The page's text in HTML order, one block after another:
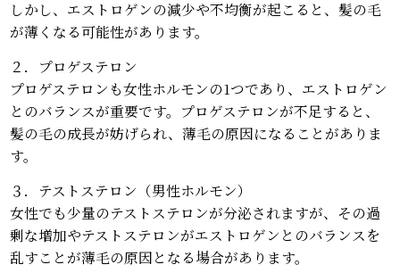
しかし、エストロゲンの減少や不均衡が起こると、髪の毛
が薄くなる可能性があります。
２．プロゲステロン
プロゲステロンも女性ホルモンの1つであり、エストロゲン
とのバランスが重要です。プロゲステロンが不足すると、
髪の毛の成長が妨げられ、薄毛の原因になることがありま
す。
３．テストステロン（男性ホルモン）
女性でも少量のテストステロンが分泌されますが、その過
剰な増加やテストステロンがエストロゲンとのバランスを
乱すことが薄毛の原因となる場合があります。